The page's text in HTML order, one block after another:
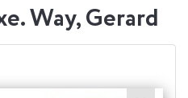
Way, Gerard